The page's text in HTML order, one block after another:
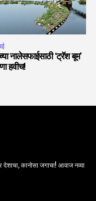
नालेसफाईसाठी ‘ट्रॅश बूम’
हवीच!
कानोसा जगाचा! आवाज नव्या